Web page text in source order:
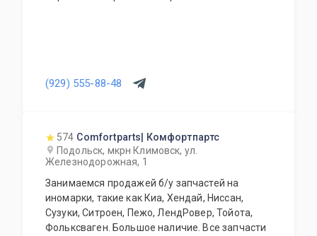
(929) 555-88-48
574 Comfortparts| Комфортпартс
Подольск, мкрн Климовск, ул.
Железнодорожная, 1
Занимаемся продажей б/у запчастей на
иномарки, такие как Киа, Хендай, Ниссан,
Сузуки, Ситроен, Пежо, ЛендРовер, Тойота,
Фольксваген. Большое наличие. Все запчасти